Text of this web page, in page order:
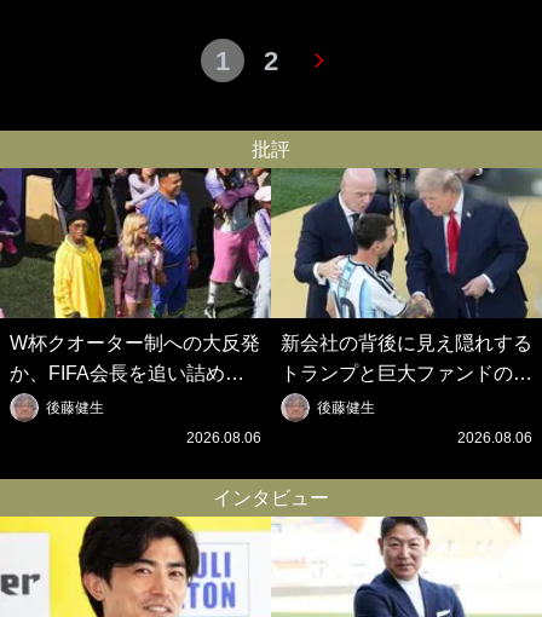
1 2
批評
W杯クオーター制への大反発
か、FIFA会長を追い詰めた
｢欧州のボイコット｣と再選の
行方【FIFA3兆円の野望と2
後藤健生
2026.08.06
新会社の背後に見え隠れする
トランプと巨大ファンドの
影、ルールすら歪める｢アメ
リカ式｣【FIFA3兆円の野望
3月の会長選】(2)
後藤健生
2026.08.06
インタビュー